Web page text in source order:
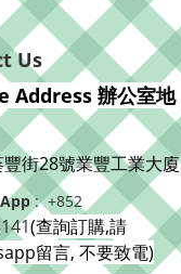
Us
Address 辦公室地
街28號業豐工業大廈
: +852
(查詢訂購,請
留言, 不要致電)